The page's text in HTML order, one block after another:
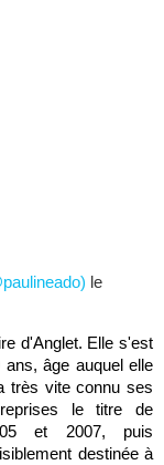
le
d'Anglet. Elle s'est
âge auquel elle
très vite connu ses
le titre de
et 2007, puis
destinée à